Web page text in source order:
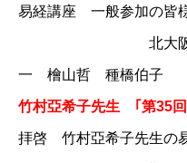
易経講座 一般参加の皆
北大阪経営塾
一 檜山哲 種橋伯子​
竹村亞希子先生 ｢第35
拝啓 竹村亞希子先生の